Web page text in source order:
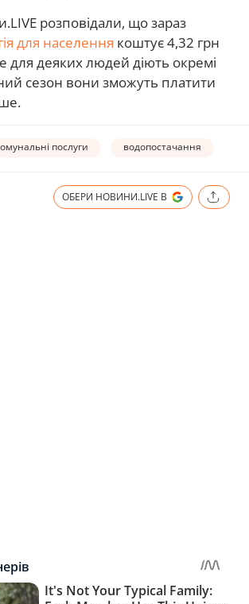
розповідали, що зараз
для населення коштує 4,32 грн
для деяких людей діють окремі
сезон вони зможуть платити
послуги водопостачання
ОБЕРИ НОВИНИ.LIVE В